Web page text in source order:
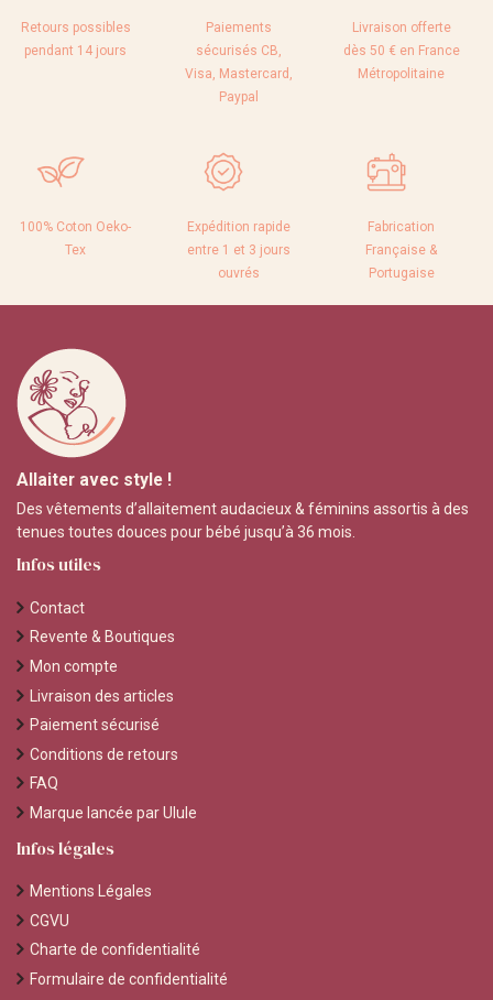
Retours possibles
pendant 14 jours
Paiements
sécurisés CB,
Visa, Mastercard,
Paypal
Livraison offerte
dès 50 € en France
Métropolitaine
100% Coton Oeko-
Tex
Expédition rapide
entre 1 et 3 jours
ouvrés
Fabrication
Française &
Portugaise
Allaiter avec style !
Des vêtements d’allaitement audacieux & féminins assortis à des
tenues toutes douces pour bébé jusqu’à 36 mois.
Infos utiles
Contact
Revente & Boutiques
Mon compte
Livraison des articles
Paiement sécurisé
Conditions de retours
FAQ
Marque lancée par Ulule
Infos légales
Mentions Légales
CGVU
Charte de confidentialité
Formulaire de confidentialité